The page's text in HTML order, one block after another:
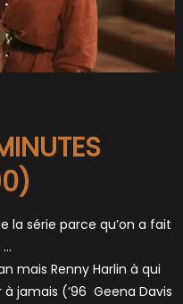
la série parce qu’on a fait
mais Renny Harlin à qui
à jamais (‘96 Geena Davis